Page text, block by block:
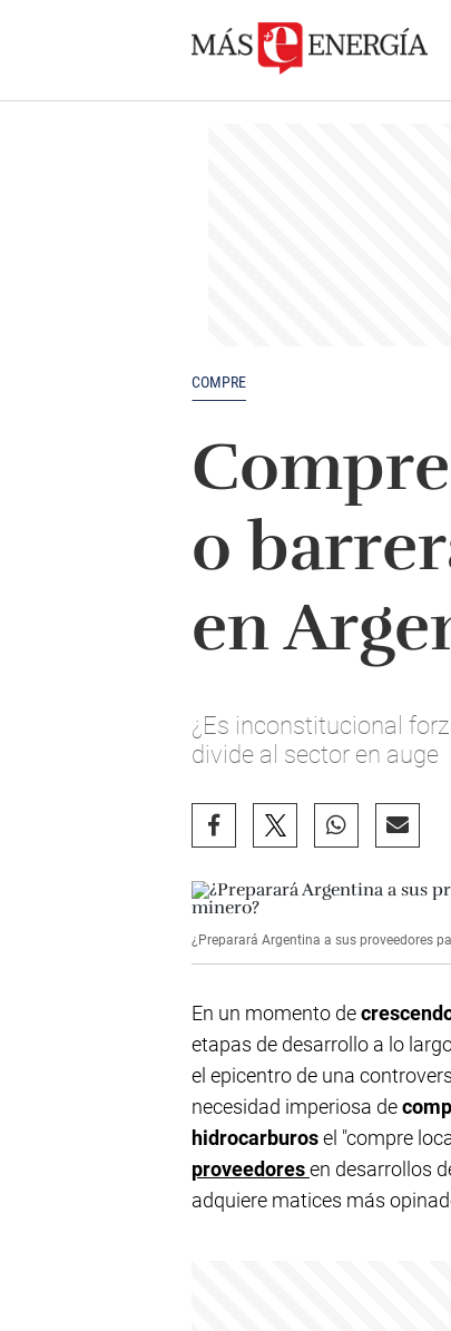
COMPRE
o
en
¿Es inconstitucional
divide al sector en auge
¿Preparará Argentina a sus proveedores
En un momento de
etapas de desarrollo a lo
el epicentro de una
necesidad imperiosa de
hidrocarburosel "compre
proveedoresen desarrollos
adquiere matices más